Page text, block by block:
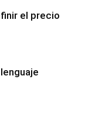
el precio